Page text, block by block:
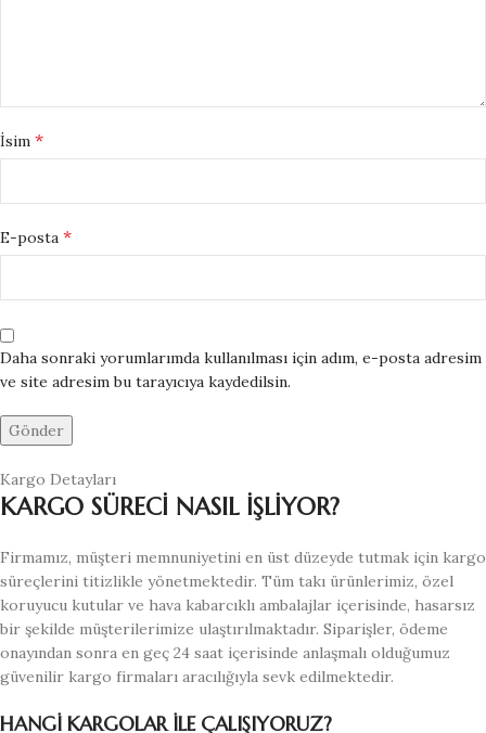
İsim *
E-posta *
Daha sonraki yorumlarımda kullanılması için adım, e-posta adresim
ve site adresim bu tarayıcıya kaydedilsin.
Kargo Detayları
KARGO SÜRECİ NASIL İŞLİYOR?
Firmamız, müşteri memnuniyetini en üst düzeyde tutmak için kargo
süreçlerini titizlikle yönetmektedir. Tüm takı ürünlerimiz, özel
koruyucu kutular ve hava kabarcıklı ambalajlar içerisinde, hasarsız
bir şekilde müşterilerimize ulaştırılmaktadır. Siparişler, ödeme
onayından sonra en geç 24 saat içerisinde anlaşmalı olduğumuz
güvenilir kargo firmaları aracılığıyla sevk edilmektedir.
HANGİ KARGOLAR İLE ÇALIŞIYORUZ?